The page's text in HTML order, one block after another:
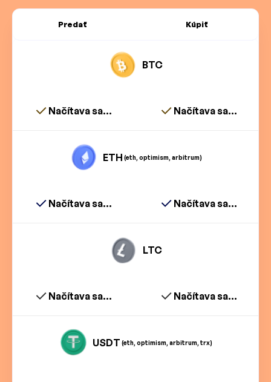
Predať Kúpiť
BTC
Načítava sa... Načítava sa...
ETH (eth, optimism, arbitrum)
Načítava sa... Načítava sa...
LTC
Načítava sa... Načítava sa...
USDT (eth, optimism, arbitrum, trx)